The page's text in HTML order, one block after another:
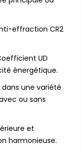
effraction CR2
UD
énergétique.
dans une variété
ou sans
et
harmonieuse.